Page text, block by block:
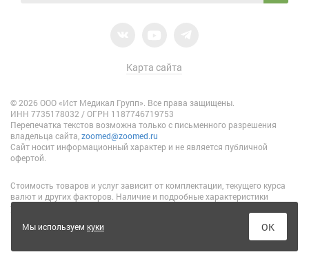
Карта сайта
© 2026 ООО «Ист Медикал Групп». Все права защищены.
ИНН 7735178032 / ОГРН 1187746719753
Перепечатка текстов возможна только с письменного разрешения
владельца сайта, zoomed@zoomed.ru
Сайт носит информационный характер и не является публичной
офертой.
Стоимость товаров и услуг зависит от комплектации, текущего курса
валют и других факторов. Наличие и подробные характеристики
уточняйте у специалистов отдела продаж.
Мы используем куки ОК